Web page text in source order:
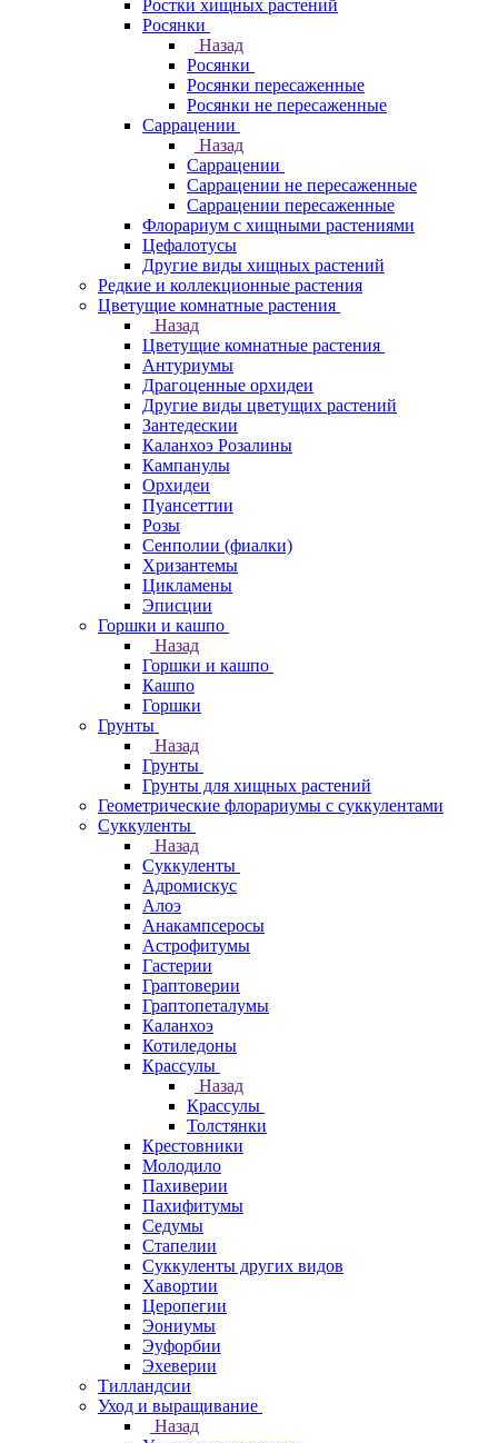
Ростки хищных растений
Росянки
Назад
Росянки
Росянки пересаженные
Росянки не пересаженные
Саррацении
Назад
Саррацении
Саррацении не пересаженные
Саррацении пересаженные
Флорариум с хищными растениями
Цефалотусы
Другие виды хищных растений
Редкие и коллекционные растения
Цветущие комнатные растения
Назад
Цветущие комнатные растения
Антуриумы
Драгоценные орхидеи
Другие виды цветущих растений
Зантедескии
Каланхоэ Розалины
Кампанулы
Орхидеи
Пуансеттии
Розы
Сенполии (фиалки)
Хризантемы
Цикламены
Эписции
Горшки и кашпо
Назад
Горшки и кашпо
Кашпо
Горшки
Грунты
Назад
Грунты
Грунты для хищных растений
Геометрические флорариумы с суккулентами
Суккуленты
Назад
Суккуленты
Адромискус
Алоэ
Анакампсеросы
Астрофитумы
Гастерии
Граптоверии
Граптопеталумы
Каланхоэ
Котиледоны
Крассулы
Назад
Крассулы
Толстянки
Крестовники
Молодило
Пахиверии
Пахифитумы
Седумы
Стапелии
Суккуленты других видов
Хавортии
Церопегии
Эониумы
Эуфорбии
Эхеверии
Тилландсии
Уход и выращивание
Назад